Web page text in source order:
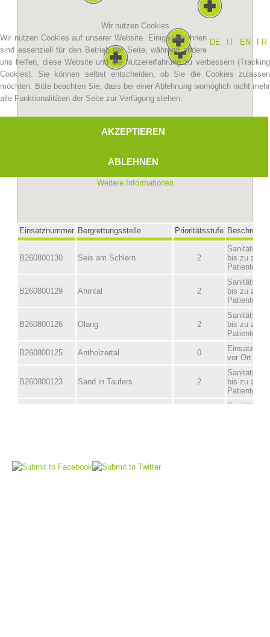
Wir nutzen Cookies
DE
IT EN FR
Wir nutzen Cookies auf unserer Website. Einige von ihnen
sind essenziell für den Betrieb der Seite, während andere
uns helfen, diese Website und die Nutzererfahrung zu verbessern (Tracking
Cookies). Sie können selbst entscheiden, ob Sie die Cookies zulassen
möchten. Bitte beachten Sie, dass bei einer Ablehnung womöglich nicht mehr
alle Funktionalitäten der Seite zur Verfügung stehen.
AKZEPTIEREN
ABLEHNEN
Weitere Informationen